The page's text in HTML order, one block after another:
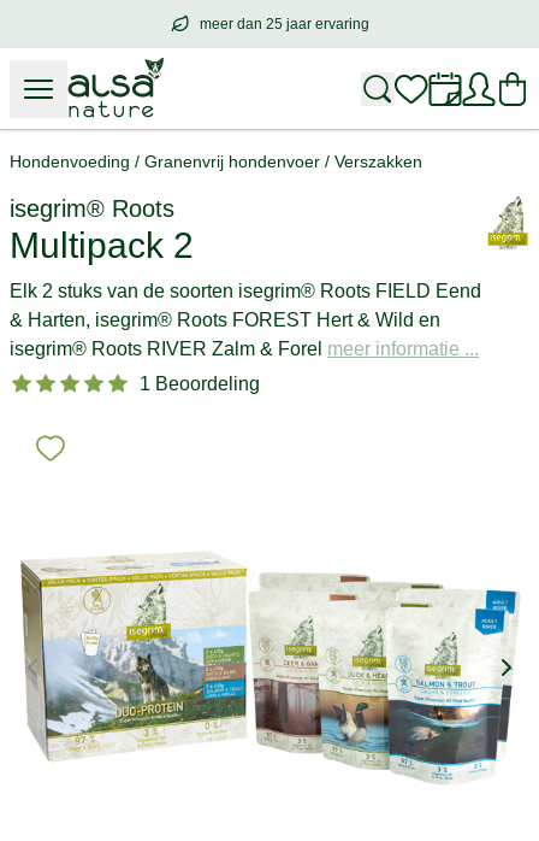
meer dan 25 jaar ervaring
meer dan25 jaar ervaring
Hondenvoeding / Granenvrij hondenvoer / Verszakken
isegrim® Roots
Multipack 2
Elk 2 stuks van de soorten isegrim® Roots FIELD Eend
& Harten, isegrim® Roots FOREST Hert & Wild en
isegrim® Roots RIVER Zalm & Forel meer informatie ...
1 Beoordeling